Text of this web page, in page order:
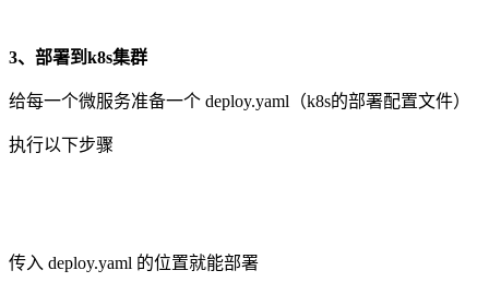
3、部署到k8s集群
给每一个微服务准备一个 deploy.yaml（k8s的部署配置文件）
执行以下步骤
传入 deploy.yaml 的位置就能部署